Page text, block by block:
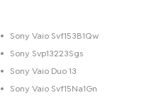
Sony Vaio Svf153B1Qw
Sony Svp13223Sgs
Sony Vaio Duo 13
Sony Vaio Svf15Na1Gn